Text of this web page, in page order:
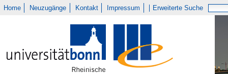
Home Neuzugänge Kontakt Impressum Erweiterte Suche